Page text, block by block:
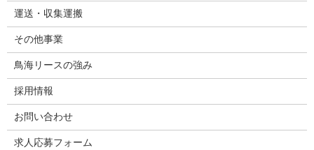
運送・収集運搬
その他事業
鳥海リースの強み
採用情報
お問い合わせ
求人応募フォーム